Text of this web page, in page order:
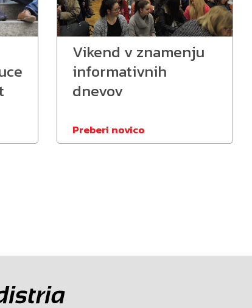
Vikend v znamenju
informativnih
dnevov
Preberi novico